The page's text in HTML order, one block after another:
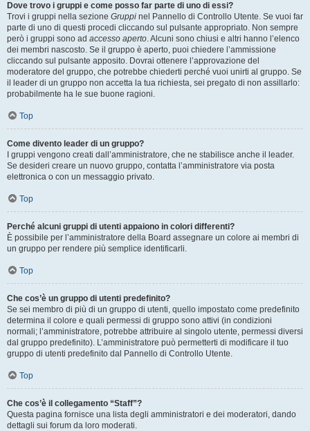
Dove trovo i gruppi e come posso far parte di uno di essi?
Trovi i gruppi nella sezione Gruppi nel Pannello di Controllo Utente. Se vuoi far
parte di uno di questi procedi cliccando sul pulsante appropriato. Non sempre
però i gruppi sono ad accesso aperto. Alcuni sono chiusi e altri hanno l’elenco
dei membri nascosto. Se il gruppo è aperto, puoi chiedere l’ammissione
cliccando sul pulsante apposito. Dovrai ottenere l’approvazione del
moderatore del gruppo, che potrebbe chiederti perché vuoi unirti al gruppo. Se
il leader di un gruppo non accetta la tua richiesta, sei pregato di non assillarlo:
probabilmente ha le sue buone ragioni.
Top
Come divento leader di un gruppo?
I gruppi vengono creati dall’amministratore, che ne stabilisce anche il leader.
Se desideri creare un nuovo gruppo, contatta l’amministratore via posta
elettronica o con un messaggio privato.
Top
Perché alcuni gruppi di utenti appaiono in colori differenti?
È possibile per l’amministratore della Board assegnare un colore ai membri di
un gruppo per rendere più semplice identificarli.
Top
Che cos’è un gruppo di utenti predefinito?
Se sei membro di più di un gruppo di utenti, quello impostato come predefinito
determina il colore e quali permessi di gruppo sono attivi (in condizioni
normali; l’amministratore, potrebbe attribuire al singolo utente, permessi diversi
dal gruppo predefinito). L’amministratore può permetterti di modificare il tuo
gruppo di utenti predefinito dal Pannello di Controllo Utente.
Top
Che cos’è il collegamento “Staff”?
Questa pagina fornisce una lista degli amministratori e dei moderatori, dando
dettagli sui forum da loro moderati.